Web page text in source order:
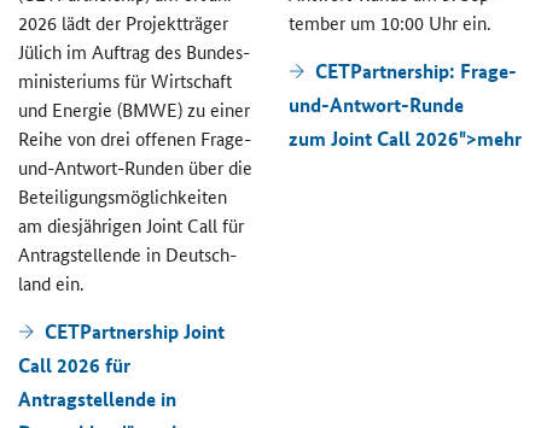
2026 lädt der Pro­jekt­trä­ger
Jü­lich im Auf­trag des Bun­des­
mi­nis­te­ri­ums für Wirt­schaft
und En­er­gie (BMWE) zu einer
Reihe von drei of­fe­nen Frage-​
und-Antwort-Runden über die
Be­tei­li­gungs­mög­lich­kei­ten
am dies­jäh­ri­genJoint Callfür
An­trag­stel­len­de in Deutsch­
land ein.
CETPartnership Joint
Call 2026 für
Antragstellende in
tem­ber um 10:00 Uhr ein.
CETPartnership: Frage-
und-Antwort-Runde
zum Joint Call2026">mehr